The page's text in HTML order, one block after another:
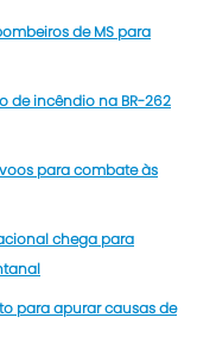
de MS para
de incêndio na BR-262
para combate às
chega para
para apurar causas de